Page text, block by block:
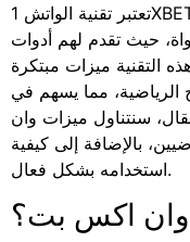
تعتبر تقنية الواتش 1XBET من الحلول الرائدة التي تلبي احتياجات
حيث تقدم لهم أدوات
التقنية ميزات مبتكرة
الرياضية، مما يسهم في
سنتناول ميزات وان
بالإضافة إلى كيفية
استخدامه بشكل فعال.
اكس بت؟